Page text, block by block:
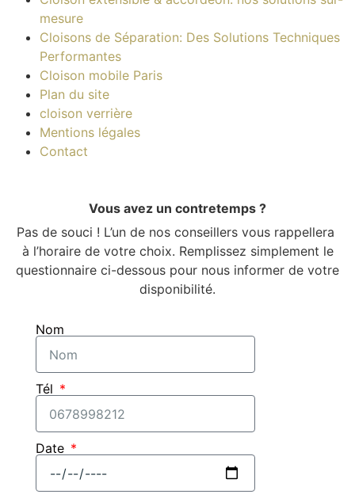
mesure
Cloisons de Séparation: Des Solutions Techniques
Performantes
Cloison mobile Paris
Plan du site
cloison verrière
Mentions légales
Contact
Vous avez un contretemps ?
Pas de souci ! L’un de nos conseillers vous rappellera
à l’horaire de votre choix. Remplissez simplement le
questionnaire ci-dessous pour nous informer de votre
disponibilité.
Nom
Tél
Date